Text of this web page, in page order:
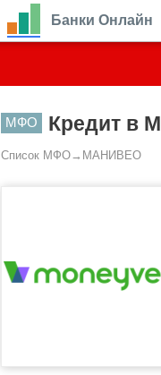
Банки Онлайн
МФО Кредит в
Список МФО→ МАНИВЕО